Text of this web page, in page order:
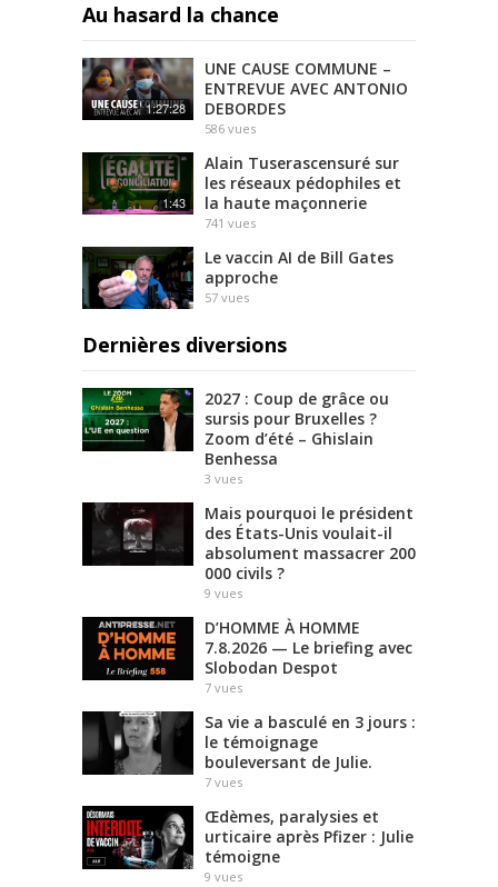
Au hasard la chance
1:27:28
UNE CAUSE COMMUNE –
ENTREVUE AVEC ANTONIO
DEBORDES
586 vues
1:43
Alain Tuserascensuré sur
les réseaux pédophiles et
la haute maçonnerie
741 vues
Le vaccin AI de Bill Gates
approche
57 vues
Dernières diversions
2027 : Coup de grâce ou
sursis pour Bruxelles ?
Zoom d’été – Ghislain
Benhessa
3 vues
Mais pourquoi le président
des États-Unis voulait-il
absolument massacrer 200
000 civils ?
9 vues
D’HOMME À HOMME
7.8.2026 — Le briefing avec
Slobodan Despot
7 vues
Sa vie a basculé en 3 jours :
le témoignage
bouleversant de Julie.
7 vues
Œdèmes, paralysies et
urticaire après Pfizer : Julie
témoigne
9 vues